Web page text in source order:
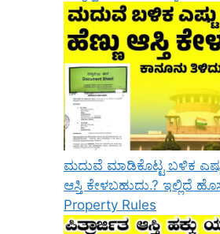
ಮದುವೆ ಮಾಡಿಕೊಟ್ಟ ಬಳಿಕ
ಆಸ್ತಿ ಕೇಳಬಹುದು.? ಇಲ್ಲಿದೆ
Property Rules